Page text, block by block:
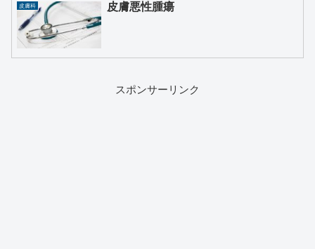
皮膚科 皮膚悪性腫瘍
スポンサーリンク